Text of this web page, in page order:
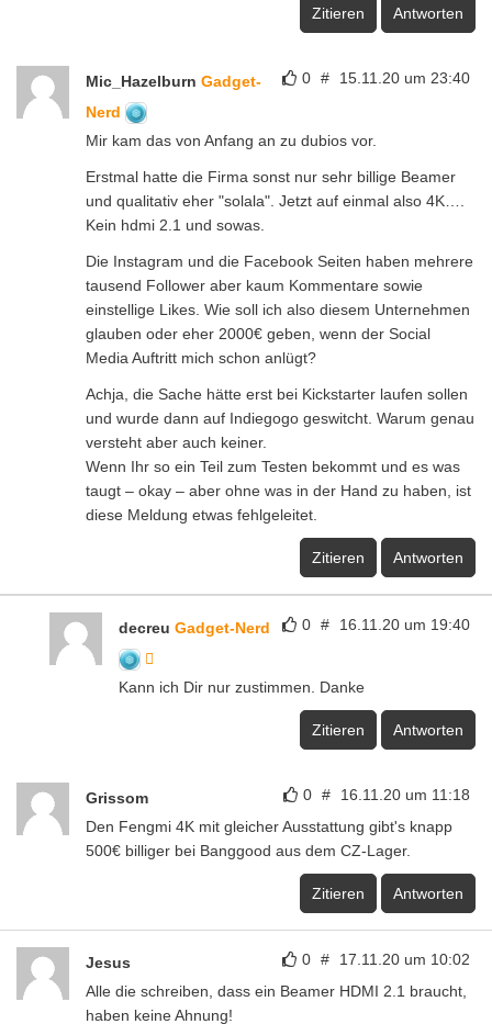
Zitieren Antworten
0 # 15.11.20 um 23:40
Mic_Hazelburn Gadget-
Nerd
Mir kam das von Anfang an zu dubios vor.
Erstmal hatte die Firma sonst nur sehr billige Beamer
und qualitativ eher "solala". Jetzt auf einmal also 4K….
Kein hdmi 2.1 und sowas.
Die Instagram und die Facebook Seiten haben mehrere
tausend Follower aber kaum Kommentare sowie
einstellige Likes. Wie soll ich also diesem Unternehmen
glauben oder eher 2000€ geben, wenn der Social
Media Auftritt mich schon anlügt?
Achja, die Sache hätte erst bei Kickstarter laufen sollen
und wurde dann auf Indiegogo geswitcht. Warum genau
versteht aber auch keiner.
Wenn Ihr so ein Teil zum Testen bekommt und es was
taugt – okay – aber ohne was in der Hand zu haben, ist
diese Meldung etwas fehlgeleitet.
Zitieren Antworten
0 # 16.11.20 um 19:40
decreu Gadget-Nerd
Kann ich Dir nur zustimmen. Danke
Zitieren Antworten
0 # 16.11.20 um 11:18
Grissom
Den Fengmi 4K mit gleicher Ausstattung gibt's knapp
500€ billiger bei Banggood aus dem CZ-Lager.
Zitieren Antworten
0 # 17.11.20 um 10:02
Jesus
Alle die schreiben, dass ein Beamer HDMI 2.1 braucht,
haben keine Ahnung!